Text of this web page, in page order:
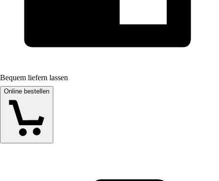
Bequem liefern lassen
Online bestellen